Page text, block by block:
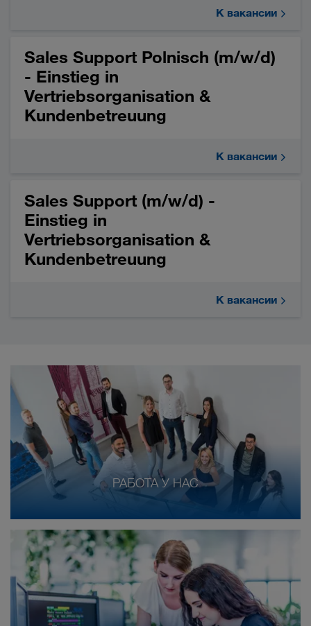
К вакансии
Sales Support Polnisch (m/w/d)
- Einstieg in
Vertriebsorganisation &
Kundenbetreuung
К вакансии
Sales Support (m/w/d) -
Einstieg in
Vertriebsorganisation &
Kundenbetreuung
К вакансии
РАБОТА У НАС